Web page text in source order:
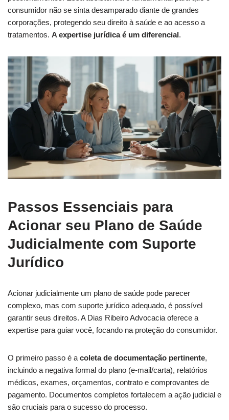
consumidor não se sinta desamparado diante de grandes
corporações, protegendo seu direito à saúde e ao acesso a
tratamentos. A expertise jurídica é um diferencial.
Passos Essenciais para
Acionar seu Plano de Saúde
Judicialmente com Suporte
Jurídico
Acionar judicialmente um plano de saúde pode parecer
complexo, mas com suporte jurídico adequado, é possível
garantir seus direitos. A Dias Ribeiro Advocacia oferece a
expertise para guiar você, focando na proteção do consumidor.
O primeiro passo é a coleta de documentação pertinente,
incluindo a negativa formal do plano (e-mail/carta), relatórios
médicos, exames, orçamentos, contrato e comprovantes de
pagamento. Documentos completos fortalecem a ação judicial e
são cruciais para o sucesso do processo.